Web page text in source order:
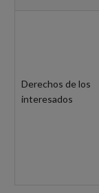
Derechos de los
interesados